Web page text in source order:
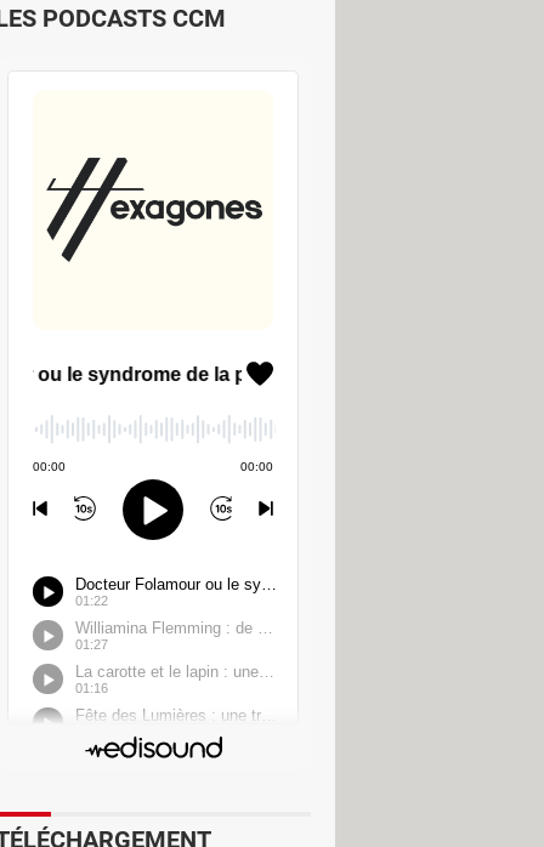
ne faire qu'un avec notre
et convaincants. De ce fait,
d'impacter les utilisateurs qui
complexes physiques et le
aller jusqu'à engendrer de la
légère imperfection sur son
durer plusieurs heures par
voire une
où chacun se sent habilité à
sembler très généreuse de la
du Royaume-Uni et de l'Union
concerne la protection des
PODCASTS CCM